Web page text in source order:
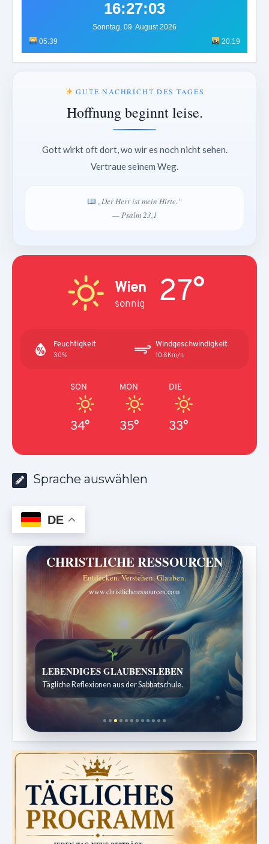
16:27:07
Sonntag, 09. August 2026
05:39
20:19
GUTE NACHRICHT DES TAGES
Hoffnung beginnt leise.
Gott wirkt oft dort, wo wir es noch nicht sehen.
Vertraue seinem Weg.
„Der Herr ist mein Hirte.“
— Psalm 23,1
Wien
sonnig 27°
Feuchtigkeit
30%
Windgeschwindigkeit
10.8Km/h
SON
34°
MON
35°
DIE
33°
Sprache auswählen
DE
CHRISTLICHE RESSOURCEN
Entdecken. Verstehen. Glauben.
www.christlicheressourcen.com
Bibelgeschichten zum Staunen
Kindergeschichten für 7 bis 12 Jahre.